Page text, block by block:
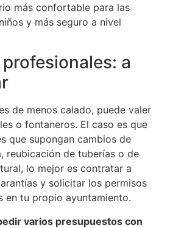
más confortable para las
y más seguro a nivel
a
de menos calado, puede valer
o fontaneros. El caso es que
que supongan cambios de
reubicación de tuberías o de
lo mejor es contratar a
y solicitar los permisos
en tu propio ayuntamiento.
varios presupuestos con